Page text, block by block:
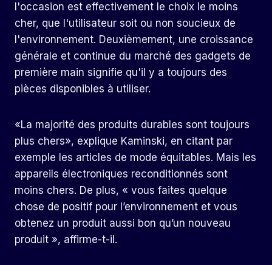
l'occasion est effectivement le choix le moins
cher, que l'utilisateur soit ou non soucieux de
l'environnement. Deuxièmement, une croissance
générale et continue du marché des gadgets de
première main signifie qu'il y a toujours des
pièces disponibles à utiliser.
«La majorité des produits durables sont toujours
plus chers», explique Kaminski, en citant par
exemple les articles de mode équitables. Mais les
appareils électroniques reconditionnés sont
moins chers. De plus, « vous faites quelque
chose de positif pour l’environnement et vous
obtenez un produit aussi bon qu’un nouveau
produit », affirme-t-il.